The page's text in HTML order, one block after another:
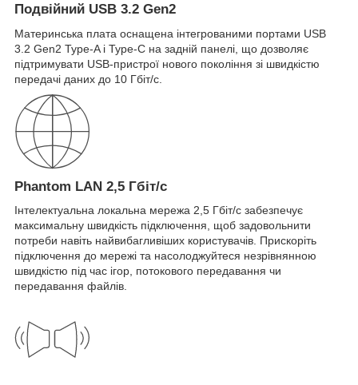
Подвійний USB 3.2 Gen2
Материнська плата оснащена інтегрованими портами USB
3.2 Gen2 Type-A і Type-C на задній панелі, що дозволяє
підтримувати USB-пристрої нового покоління зі швидкістю
передачі даних до 10 Гбіт/с.
Phantom LAN 2,5 Гбіт/с
Інтелектуальна локальна мережа 2,5 Гбіт/с забезпечує
максимальну швидкість підключення, щоб задовольнити
потреби навіть найвибагливіших користувачів. Прискоріть
підключення до мережі та насолоджуйтеся незрівнянною
швидкістю під час ігор, потокового передавання чи
передавання файлів.